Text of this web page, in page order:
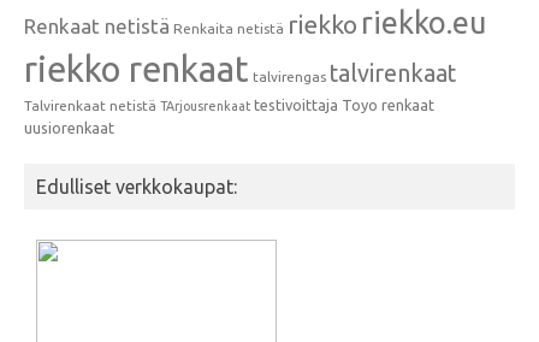
Renkaat netistä Renkaita netistä riekko riekko.eu
riekko renkaat talvirengas talvirenkaat
Talvirenkaat netistä TArjousrenkaat testivoittaja Toyo renkaat
uusiorenkaat
Edulliset verkkokaupat: